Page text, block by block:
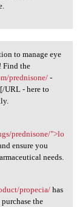
to manage eye
Find the
prednisone/-
URL - here to
prednisone/">lo
ensure you
needs.
propecia/has
the